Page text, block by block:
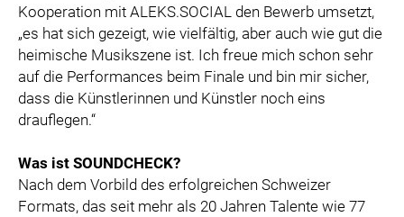
Kooperation mit ALEKS.SOCIAL den Bewerb umsetzt,
„es hat sich gezeigt, wie vielfältig, aber auch wie gut die
heimische Musikszene ist. Ich freue mich schon sehr
auf die Performances beim Finale und bin mir sicher,
dass die Künstlerinnen und Künstler noch eins
drauflegen.“
Was ist SOUNDCHECK?
Nach dem Vorbild des erfolgreichen Schweizer
Formats, das seit mehr als 20 Jahren Talente wie 77